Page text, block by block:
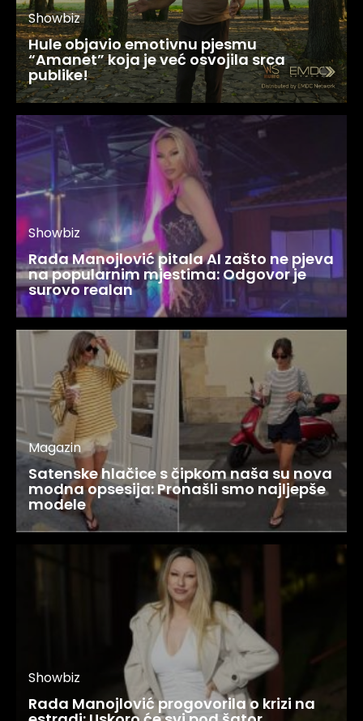
Showbiz
Hule objavio emotivnu pjesmu
“Amanet” koja je već osvojila srca
publike!
Showbiz
Rada Manojlović pitala AI zašto ne pjeva
na popularnim mjestima: Odgovor je
surovo realan
Magazin
Satenske hlačice s čipkom naša su nova
modna opsesija: Pronašli smo najljepše
modele
Showbiz
Rada Manojlović progovorila o krizi na